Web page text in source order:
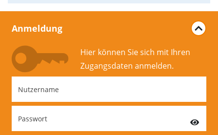
Anmeldung
Hier können Sie sich mit Ihren
Zugangs­daten anmelden.
Nutzername
Passwort